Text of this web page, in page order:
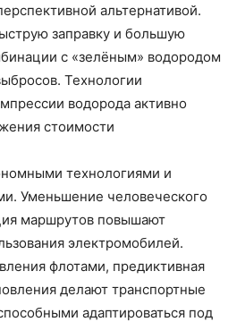
альтернативой.
заправку и большую
с «зелёным» водородом
Технологии
водорода активно
стоимости
технологиями и
Уменьшение человеческого
маршрутов повышают
электромобилей.
флотами, предиктивная
делают транспортные
адаптироваться под